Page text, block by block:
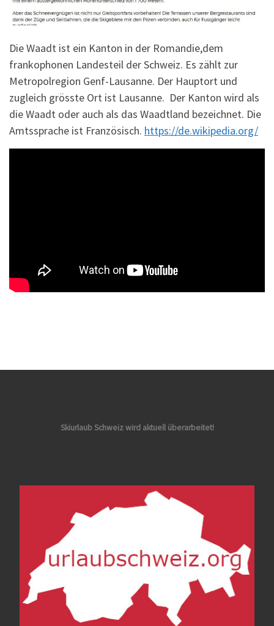
Die Waadt ist ein Kanton in der Romandie,dem
frankophonen Landesteil der Schweiz. Es zählt zur
Metropolregion Genf-Lausanne. Der Hauptort und
zugleich grösste Ort ist Lausanne. Der Kanton wird als
die Waadt oder auch als das Waadtland bezeichnet. Die
Amtssprache ist Französisch. https://de.wikipedia.org/
Skiurlaub Schweiz wird aktuell überarbeitet!